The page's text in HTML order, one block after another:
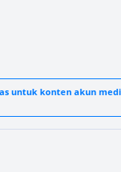
untuk konten akun